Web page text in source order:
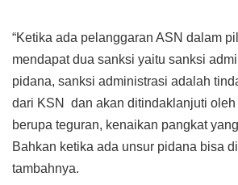
“Ketika ada pelanggaran ASN dalam
mendapat dua sanksi yaitu sanksi
pidana, sanksi administrasi adalah
dari KSN dan akan ditindaklanjuti oleh
berupa teguran, kenaikan pangkat
Bahkan ketika ada unsur pidana bisa
tambahnya.